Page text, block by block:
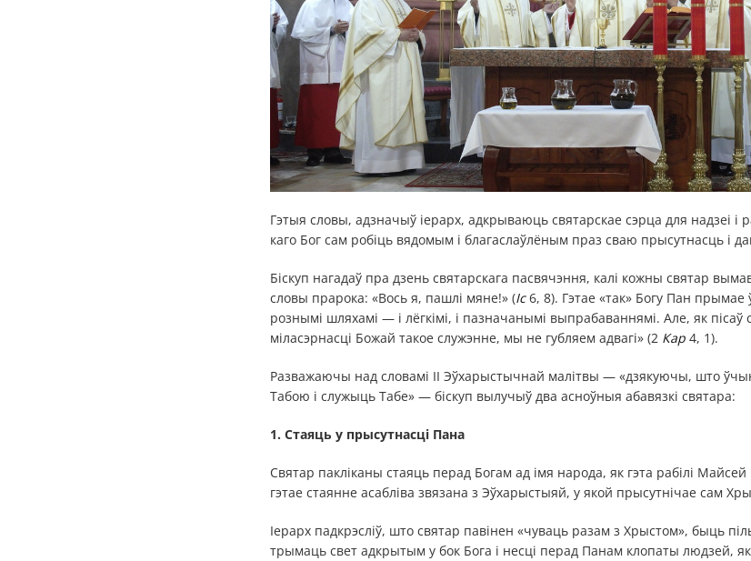
Гэтыя словы, адзначыў іерарх, адкрываюць святарскае сэрца для надзеі і
каго Бог сам робіць вядомым і благаслаўлёным праз сваю прысутнасць і
Біскуп нагадаў пра дзень святарскага пасвячэння, калі кожны святар
словы прарока: «Вось я, пашлі мяне!» (Іс6, 8). Гэтае «так» Богу Пан прымае
рознымі шляхамі — і лёгкімі, і пазначанымі выпрабаваннямі. Але, як
міласэрнасці Божай такое служэнне, мы не губляем адвагі» (2 Кар 4, 1).
Разважаючы над словамі II Эўхарыстычнай малітвы — «дзякуючы, што
Табою і служыць Табе» — біскуп вылучыў два асноўныя абавязкі святара:
1. Стаяць у прысутнасці Пана
Святар пакліканы стаяць перад Богам ад імя народа, як гэта рабілі
гэтае стаянне асабліва звязана з Эўхарыстыяй, у якой прысутнічае сам
Іерарх падкрэсліў, што святар павінен «чуваць разам з Хрыстом», быць
трымаць свет адкрытым у бок Бога і несці перад Панам клопаты людзей,